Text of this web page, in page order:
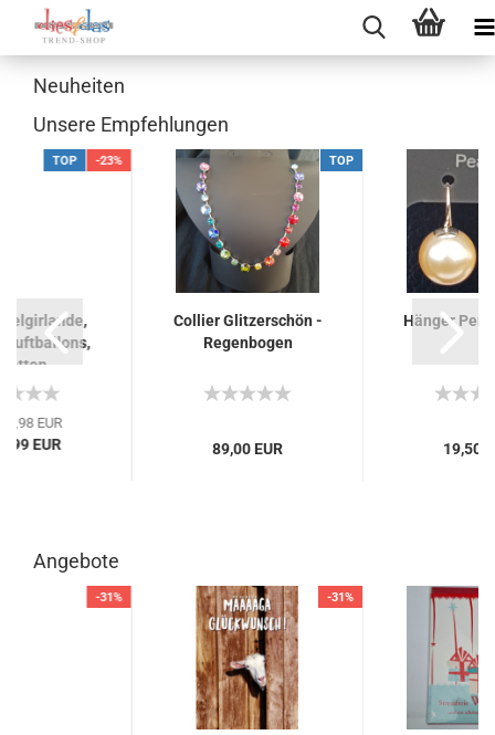
Neuheiten
Unsere Empfehlungen
TOP -23%
Luftballons,
EUR
EUR
TOP
Collier Glitzerschön -
Regenbogen
89,00 EUR
Hänger
19,50
Angebote
-31% -31%